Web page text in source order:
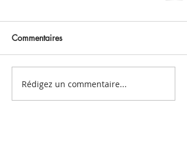
Commentaires
Rédigez un commentaire...